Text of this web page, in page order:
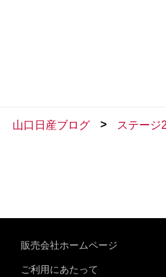
山口日産ブログ > ステージ
販売会社ホームページ
ご利用にあたって